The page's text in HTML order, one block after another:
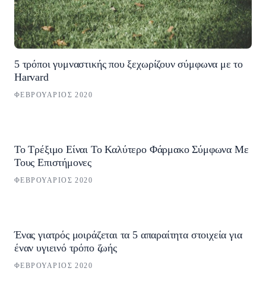
5 τρόποι γυμναστικής που ξεχωρίζουν σύμφωνα με το
Harvard
ΦΕΒΡΟΥΆΡΙΟΣ 2020
Το Τρέξιμο Είναι Το Καλύτερο Φάρμακο Σύμφωνα Με
Τους Επιστήμονες
ΦΕΒΡΟΥΆΡΙΟΣ 2020
Ένας γιατρός μοιράζεται τα 5 απαραίτητα στοιχεία για
έναν υγιεινό τρόπο ζωής
ΦΕΒΡΟΥΆΡΙΟΣ 2020